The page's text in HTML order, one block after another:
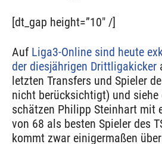
[dt_gap height=”10″ /]
Auf Liga3-Online sind heute
der diesjährigen Drittligakicker
letzten Transfers und Spieler
nicht berücksichtigt) und siehe
schätzen Philipp Steinhart mit
von 68 als besten Spieler des
kommt zwar einigermaßen